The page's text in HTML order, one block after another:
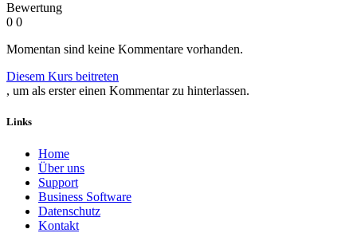
Bewertung
0 0
Momentan sind keine Kommentare vorhanden.
Diesem Kurs beitreten
, um als erster einen Kommentar zu hinterlassen.
Links
Home
Über uns
Sup​port
Business Software
Datenschutz
Kontakt